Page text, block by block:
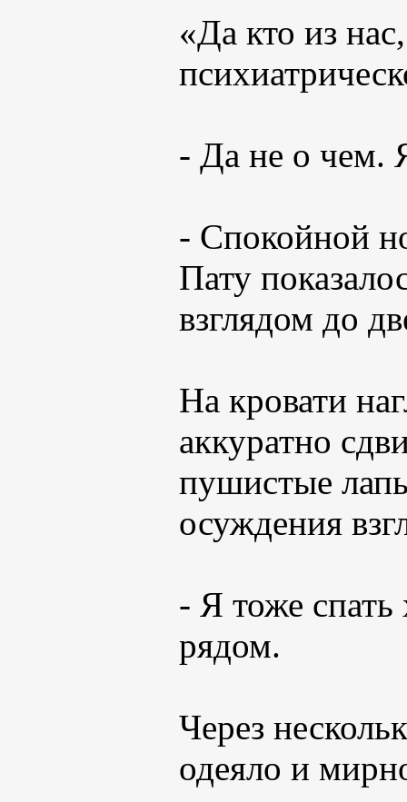
«Да кто из
- Да не о чем.
- Спокойной
Пату
взглядом до
На кровати
аккуратно
пушистые
осуждения
- Я тоже спать
рядом.
Через
одеяло и